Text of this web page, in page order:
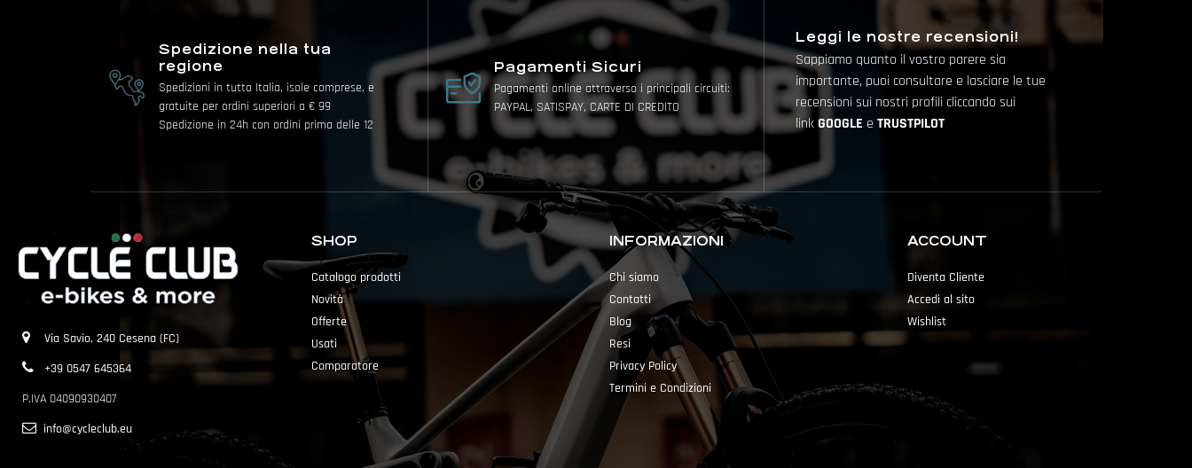
Spedizione nella tua
regione
Spedizioni in tutta Italia, isole comprese, e
gratuite per ordini superiori a € 99
Spedizione in 24h con ordini prima delle 12
Pagamenti Sicuri
Pagamenti online attraverso i principali circuiti:
PAYPAL, SATISPAY, CARTE DI CREDITO
Leggi le nostre recensioni!
Sappiamo quanto il vostro parere sia
importante, puoi consultare e lasciare le tue
recensioni sui nostri profili cliccando sui
linkGOOGLE e TRUSTPILOT
Via Savio, 240 Cesena (FC)
+39 0547 645364
P.IVA 04090930407
info@cycleclub.eu
SHOP
Catalogo prodotti
Novità
Offerte
Usati
Comparatore
INFORMAZIONI
Chi siamo
Contatti
Blog
Resi
Privacy Policy
Termini e Condizioni
ACCOUNT
Diventa Cliente
Accedi al sito
Wishlist